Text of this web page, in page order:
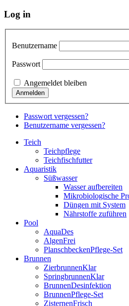
Log in
Benutzername
Passwort
Angemeldet bleiben
Passwort vergessen?
Benutzername vergessen?
Teich
Teichpflege
Teichfischfutter
Aquaristik
Süßwasser
Wasser aufbereiten
Mikrobiologische
Düngen mit System
Nährstoffe zuführen
Pool
AquaDes
AlgenFrei
PlanschbeckenPflege-Set
Brunnen
ZierbrunnenKlar
SpringbrunnenKlar
BrunnenDesinfektion
BrunnenPflege-Set
ZisternenFrisch